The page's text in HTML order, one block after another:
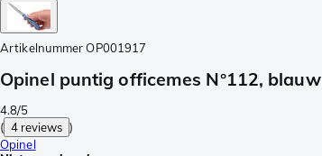
Artikelnummer OP001917
Opinel puntig officemes N°112, blauw
4.8/5
( 4 reviews )
Opinel